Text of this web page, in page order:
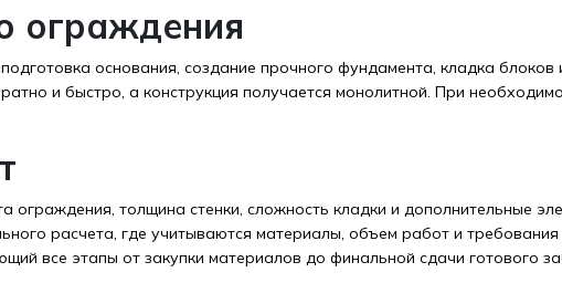
ограждения
основания, создание прочного фундамента, кладка
и быстро, а конструкция получается монолитной. При
ограждения, толщина стенки, сложность кладки и дополнительные
расчета, где учитываются материалы, объем работ и
все этапы от закупки материалов до финальной сдачи готового